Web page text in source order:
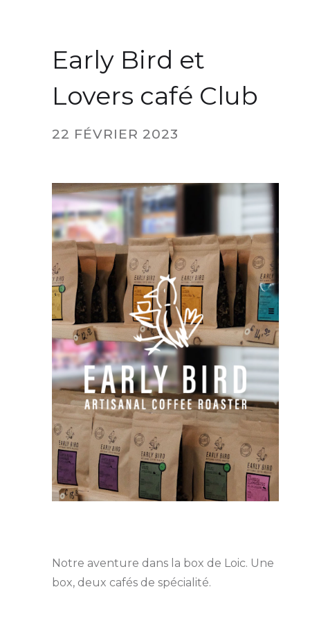
Early Bird et
Lovers café Club
22 FÉVRIER 2023
Notre aventure dans la box de Loic. Une
box, deux cafés de spécialité.